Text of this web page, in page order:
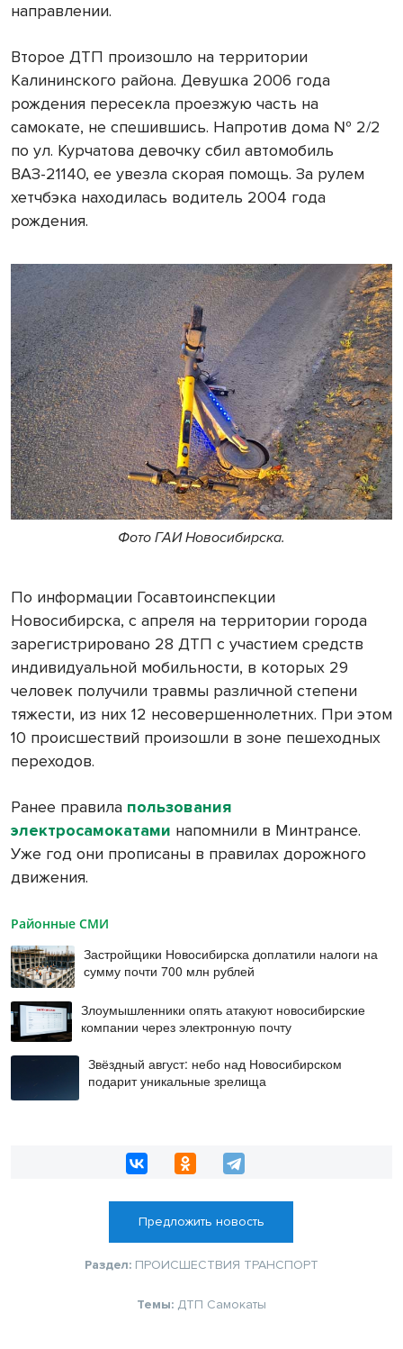
направлении.
Второе ДТП произошло на территории
Калининского района. Девушка 2006 года
рождения пересекла проезжую часть на
самокате, не спешившись. Напротив дома № 2/2
по ул. Курчатова девочку сбил автомобиль
ВАЗ-21140, ее увезла скорая помощь. За рулем
хетчбэка находилась водитель 2004 года
рождения.
Фото ГАИ Новосибирска.
По информации Госавтоинспекции
Новосибирска, с апреля на территории города
зарегистрировано 28 ДТП с участием средств
индивидуальной мобильности, в которых 29
человек получили травмы различной степени
тяжести, из них 12 несовершеннолетних. При этом
10 происшествий произошли в зоне пешеходных
переходов.
Ранее правила пользования
электросамокатами напомнили в Минтрансе.
Уже год они прописаны в правилах дорожного
движения.
Районные СМИ
Застройщики Новосибирска доплатили налоги на
сумму почти 700 млн рублей
Злоумышленники опять атакуют новосибирские
компании через электронную почту
Звёздный август: небо над Новосибирском
подарит уникальные зрелища
Предложить новость
Раздел: ПРОИСШЕСТВИЯ ТРАНСПОРТ
Темы: ДТП Самокаты